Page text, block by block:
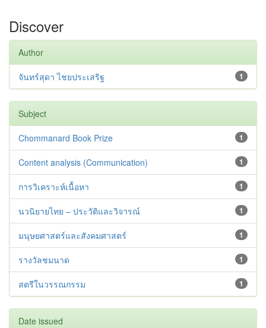
Discover
Author
1
จันทร์สุดา ไชยประเสริฐ
Subject
1
Chommanard Book Prize
1
Content analysis (Communication)
1
การวิเคราะห์เนื้อหา
1
นวนิยายไทย – ประวัติและวิจารณ์
1
มนุษยศาสตร์และสังคมศาสตร์
1
รางวัลชมนาด
1
สตรีในวรรณกรรม
Date issued